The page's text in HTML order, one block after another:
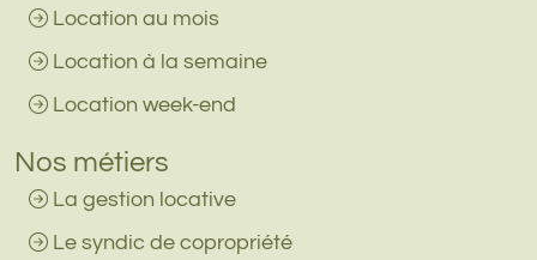
Location au mois
Location à la semaine
Location week-end
Nos métiers
La gestion locative
Le syndic de copropriété